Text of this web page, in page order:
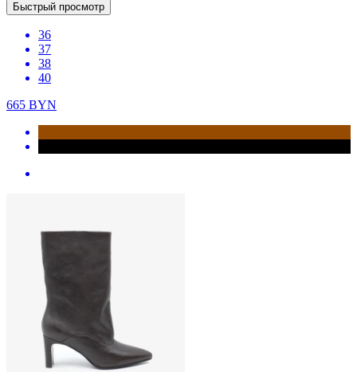
Быстрый просмотр
36
37
38
40
665 BYN